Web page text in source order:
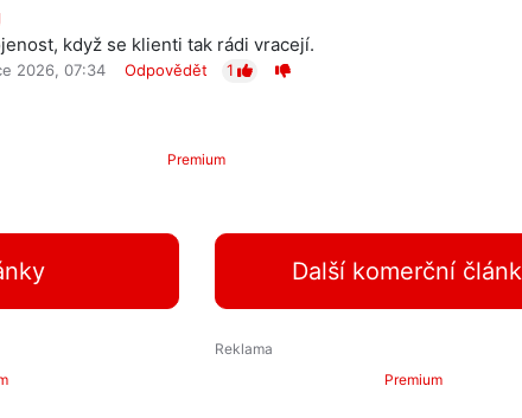
když se klienti tak rádi vracejí.
2026, 07:34 Odpovědět 1
Premium
Další komerční
Premium